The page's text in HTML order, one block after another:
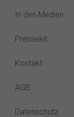
In den Medien
Pressekit
Kontakt
AGB
Datenschutz